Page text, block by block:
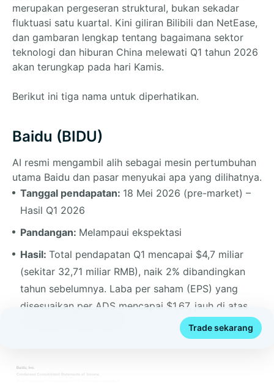
merupakan pergeseran struktural, bukan sekadar
fluktuasi satu kuartal. Kini giliran Bilibili dan NetEase,
dan gambaran lengkap tentang bagaimana sektor
teknologi dan hiburan China melewati Q1 tahun 2026
akan terungkap pada hari Kamis.
Berikut ini tiga nama untuk diperhatikan.
Baidu (BIDU)
AI resmi mengambil alih sebagai mesin pertumbuhan
utama Baidu dan pasar menyukai apa yang dilihatnya.
Tanggal pendapatan: 18 Mei 2026 (pre-market) –
Hasil Q1 2026
Pandangan: Melampaui ekspektasi
Hasil: Total pendapatan Q1 mencapai $4,7 miliar
(sekitar 32,71 miliar RMB), naik 2% dibandingkan
tahun sebelumnya. Laba per saham (EPS) yang
disesuaikan per ADS mencapai $1,67, jauh di atas
Trade sekarang